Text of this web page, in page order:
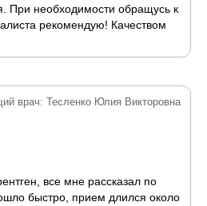
При необходимости обращусь к
рекомендую! Качеством
врач: Тесленко Юлия Викторовна
все мне рассказал по
быстро, прием длился около